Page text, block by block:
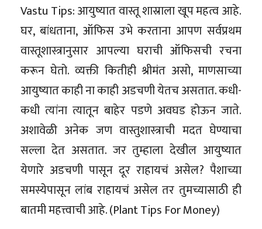
Vastu Tips: आयुष्यात वास्तू शास्राला खूप महत्व आहे.
घर, बांधताना, ऑफिस उभे करताना आपण सर्वप्रथम
वास्तूशास्त्रानुसार आपल्या घराची ऑफिसची रचना
करून घेतो. व्यक्ती कितीही श्रीमंत असो, माणसाच्या
आयुष्यात काही ना काही अडचणी येतच असतात. कधी-
कधी त्यांना त्यातून बाहेर पडणे अवघड होऊन जाते.
अशावेळी अनेक जण वास्तुशास्त्राची मदत घेण्याचा
सल्ला देत असतात. जर तुम्हाला देखील आयुष्यात
येणारे अडचणी पासून दूर राहायचं असेल? पैशाच्या
समस्येपासून लांब राहायचं असेल तर तुमच्यासाठी ही
बातमी महत्त्वाची आहे. (Plant Tips For Money)